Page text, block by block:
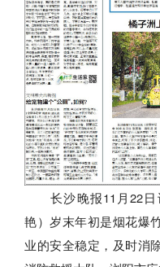
长沙晚报11月22日
艳）岁末年初是烟花爆
业的安全稳定，及时消